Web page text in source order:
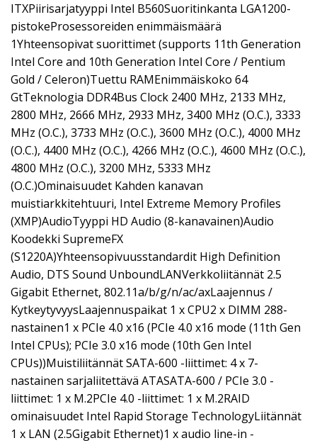
ITXPiirisarjatyyppi Intel B560Suoritinkanta LGA1200-
pistokeProsessoreiden enimmäismäärä
1Yhteensopivat suorittimet (supports 11th Generation
Intel Core and 10th Generation Intel Core / Pentium
Gold / Celeron)Tuettu RAMEnimmäiskoko 64
GtTeknologia DDR4Bus Clock 2400 MHz, 2133 MHz,
2800 MHz, 2666 MHz, 2933 MHz, 3400 MHz (O.C.), 3333
MHz (O.C.), 3733 MHz (O.C.), 3600 MHz (O.C.), 4000 MHz
(O.C.), 4400 MHz (O.C.), 4266 MHz (O.C.), 4600 MHz (O.C.),
4800 MHz (O.C.), 3200 MHz, 5333 MHz
(O.C.)Ominaisuudet Kahden kanavan
muistiarkkitehtuuri, Intel Extreme Memory Profiles
(XMP)AudioTyyppi HD Audio (8-kanavainen)Audio
Koodekki SupremeFX
(S1220A)Yhteensopivuusstandardit High Definition
Audio, DTS Sound UnboundLANVerkkoliitännät 2.5
Gigabit Ethernet, 802.11a/b/g/n/ac/axLaajennus /
KytkeytyvyysLaajennuspaikat 1 x CPU2 x DIMM 288-
nastainen1 x PCIe 4.0 x16 (PCIe 4.0 x16 mode (11th Gen
Intel CPUs); PCIe 3.0 x16 mode (10th Gen Intel
CPUs))Muistiliitännät SATA-600 -liittimet: 4 x 7-
nastainen sarjaliitettävä ATASATA-600 / PCIe 3.0 -
liittimet: 1 x M.2PCIe 4.0 -liittimet: 1 x M.2RAID
ominaisuudet Intel Rapid Storage TechnologyLiitännät
1 x LAN (2.5Gigabit Ethernet)1 x audio line-in -